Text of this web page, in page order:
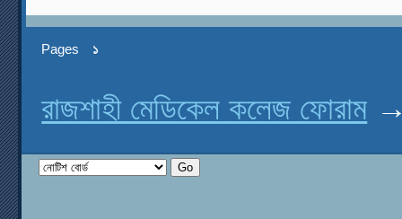
Pages ১
রাজশাহী মেডিকেল কলেজ ফোরাম